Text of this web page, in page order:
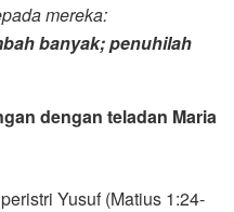
mereka:
banyak; penuhilah
dengan teladan Maria
Yusuf (Matius 1:24-